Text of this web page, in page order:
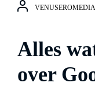
VENUSEROMEDIA
Alles
over